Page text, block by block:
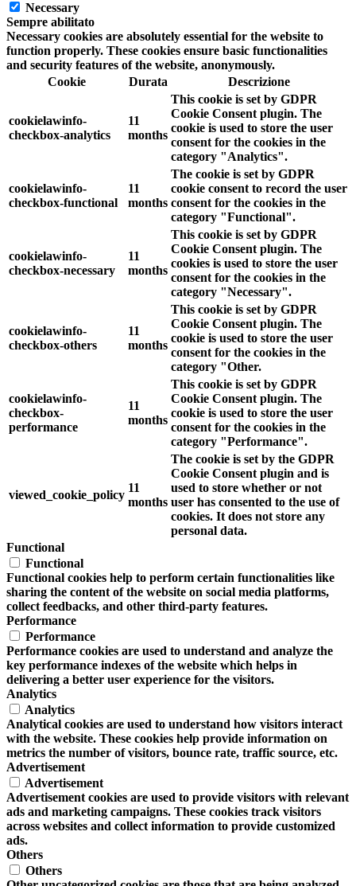
Necessary
Sempre abilitato
Necessary cookies are absolutely essential for the website to
function properly. These cookies ensure basic functionalities
and security features of the website, anonymously.
Cookie
Durata Descrizione
cookielawinfo-
checkbox-analytics
11
months
This cookie is set by GDPR
Cookie Consent plugin. The
cookie is used to store the user
consent for the cookies in the
category "Analytics".
cookielawinfo-
checkbox-functional
11
months
The cookie is set by GDPR
cookie consent to record the user
consent for the cookies in the
category "Functional".
cookielawinfo-
checkbox-necessary
11
months
This cookie is set by GDPR
Cookie Consent plugin. The
cookies is used to store the user
consent for the cookies in the
category "Necessary".
cookielawinfo-
checkbox-others
11
months
This cookie is set by GDPR
Cookie Consent plugin. The
cookie is used to store the user
consent for the cookies in the
category "Other.
cookielawinfo-
checkbox-
performance
11
months
This cookie is set by GDPR
Cookie Consent plugin. The
cookie is used to store the user
consent for the cookies in the
category "Performance".
viewed_cookie_policy
11
months
The cookie is set by the GDPR
Cookie Consent plugin and is
used to store whether or not
user has consented to the use of
cookies. It does not store any
personal data.
Functional
Functional
Functional cookies help to perform certain functionalities like
sharing the content of the website on social media platforms,
collect feedbacks, and other third-party features.
Performance
Performance
Performance cookies are used to understand and analyze the
key performance indexes of the website which helps in
delivering a better user experience for the visitors.
Analytics
Analytics
Analytical cookies are used to understand how visitors interact
with the website. These cookies help provide information on
metrics the number of visitors, bounce rate, traffic source, etc.
Advertisement
Advertisement
Advertisement cookies are used to provide visitors with relevant
ads and marketing campaigns. These cookies track visitors
across websites and collect information to provide customized
ads.
Others
Others